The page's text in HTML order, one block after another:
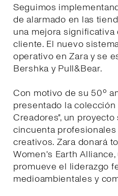
Seguimos
de alarmado en las
una mejora
cliente. El nuevo
operativo en Zara y se
Bershka y Pull&Bear.
Con motivo de su 50º
presentado la colección
Creadores", un
cincuenta
creativos. Zara donará
Women's Earth
promueve el liderazgo
medioambientales y